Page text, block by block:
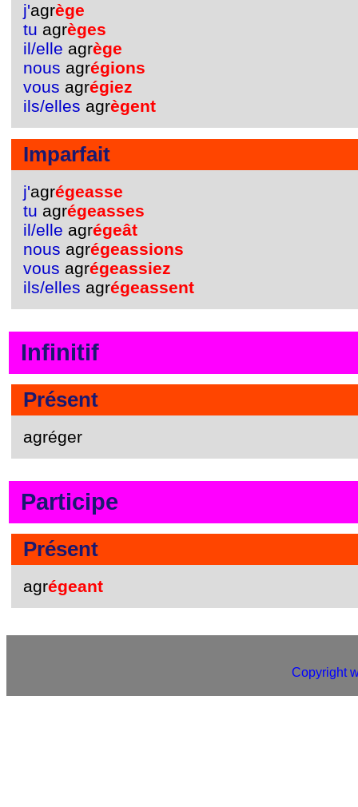
j'agrège
tu agrèges
il/elle agrège
nous agrégions
vous agrégiez
ils/elles agrègent
Imparfait
j'agrégeasse
tu agrégeasses
il/elle agrégeât
nous agrégeassions
vous agrégeassiez
ils/elles agrégeassent
Infinitif
Présent
agréger
Participe
Présent
agrégeant
Copyright